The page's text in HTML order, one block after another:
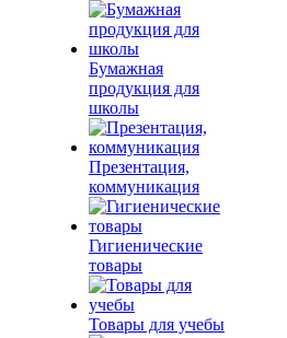
Бумажная
продукция для
школы
Презентация,
коммуникация
Гигиенические
товары
Товары для учебы